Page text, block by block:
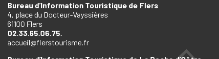
Bureau d’Information Touristique de Flers
4, place du Docteur-Vayssières
61100 Flers
02.33.65.06.75.
accueil@flerstourisme.fr